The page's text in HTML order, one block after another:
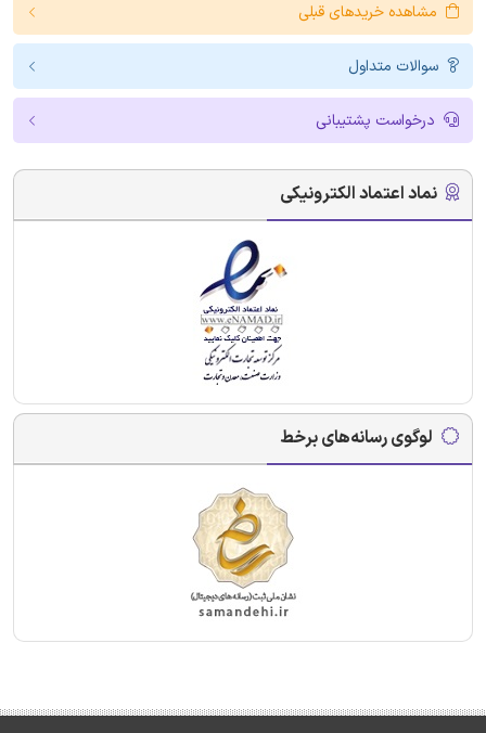
مشاهده خریدهای قبلی
سوالات متداول
درخواست پشتیبانی
نماد اعتماد الکترونیکی
لوگوی رسانه‌های برخط